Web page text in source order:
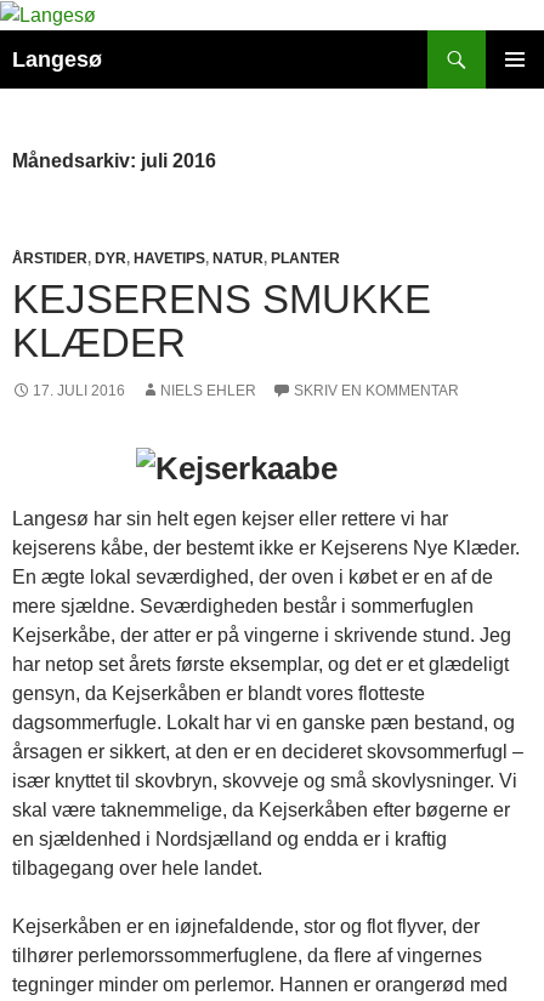
Hop
indhold
Langesø
Månedsarkiv: juli 2016
ÅRSTIDER, DYR, HAVETIPS, NATUR, PLANTER
KEJSERENS SMUKKE
KLÆDER
17. JULI 2016 NIELS EHLER SKRIV EN KOMMENTAR
Langesø har sin helt egen kejser eller rettere vi har
kejserens kåbe, der bestemt ikke er Kejserens Nye Klæder.
En ægte lokal seværdighed, der oven i købet er en af de
mere sjældne. Seværdigheden består i sommerfuglen
Kejserkåbe, der atter er på vingerne i skrivende stund. Jeg
har netop set årets første eksemplar, og det er et glædeligt
gensyn, da Kejserkåben er blandt vores flotteste
dagsommerfugle. Lokalt har vi en ganske pæn bestand, og
årsagen er sikkert, at den er en decideret skovsommerfugl –
især knyttet til skovbryn, skovveje og små skovlysninger. Vi
skal være taknemmelige, da Kejserkåben efter bøgerne er
en sjældenhed i Nordsjælland og endda er i kraftig
tilbagegang over hele landet.
Kejserkåben er en iøjnefaldende, stor og flot flyver, der
tilhører perlemorssommerfuglene, da flere af vingernes
tegninger minder om perlemor. Hannen er orangerød med